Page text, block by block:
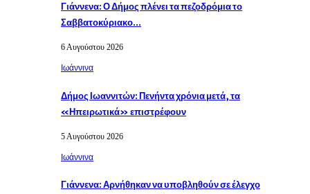
Γιάννενα: Ο Δήμος πλένει τα πεζοδρόμια το
Σαββατοκύριακο…
6 Αυγούστου 2026
Ιωάννινα
Δήμος Ιωαννιτών: Πενήντα χρόνια μετά, τα
«Ηπειρωτικά» επιστρέφουν
5 Αυγούστου 2026
Ιωάννινα
Γιάννενα: Αρνήθηκαν να υποβληθούν σε έλεγχο